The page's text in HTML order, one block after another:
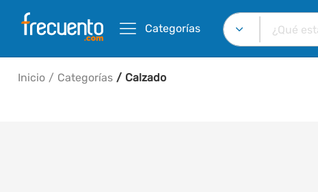
Categorías
Inicio Categorías Calzado